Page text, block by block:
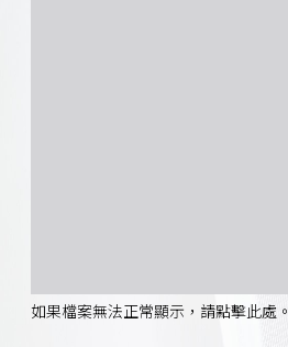
如果檔案無法正常顯示，請點擊此處。